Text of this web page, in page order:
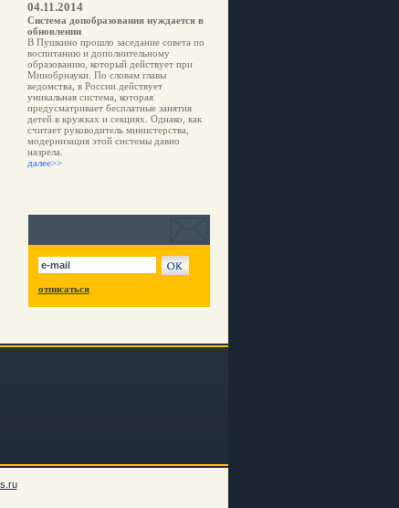
04.11.2014
Система допобразования нуждается в
обновлении
В Пушкино прошло заседание совета по
воспитанию и дополнительному
образованию, который действует при
Минобрнауки. По словам главы
ведомства, в России действует
уникальная система, которая
предусматривает бесплатные занятия
детей в кружках и секциях. Однако, как
считает руководитель министерства,
модернизация этой системы давно
назрела.
далее>>
отписаться